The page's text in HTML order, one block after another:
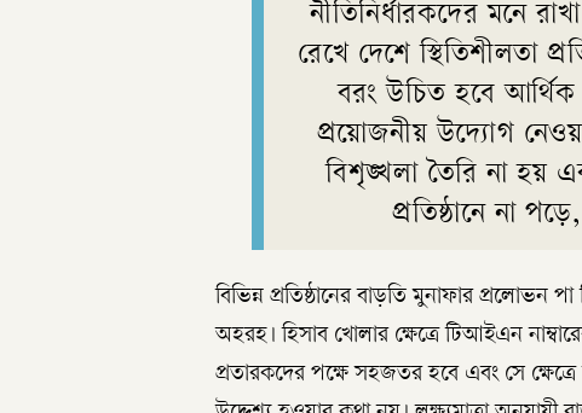
নীতিনির্ধারকদের মনে
রেখে দেশে স্থিতিশীলতা
বরং উচিত হবে আর্থিক
প্রয়োজনীয় উদ্যোগ
বিশৃঙ্খলা তৈরি না হয়
প্রতিষ্ঠানে না
বিভিন্ন প্রতিষ্ঠানের বাড়তি মুনাফার প্রলোভন
অহরহ। হিসাব খোলার ক্ষেত্রে টিআইএন
প্রতারকদের পক্ষে সহজতর হবে এবং সে ক্ষেত্রে